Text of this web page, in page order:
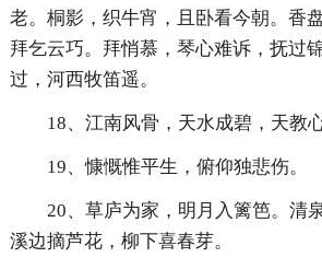
老。桐影，织牛宵，且卧看今朝。香
拜乞云巧。拜悄慕，琴心难诉，抚过
过，河西牧笛遥。
18、江南风骨，天水成碧，天教
19、慷慨惟平生，俯仰独悲伤。
20、草庐为家，明月入篱笆。清
溪边摘芦花，柳下喜春芽。